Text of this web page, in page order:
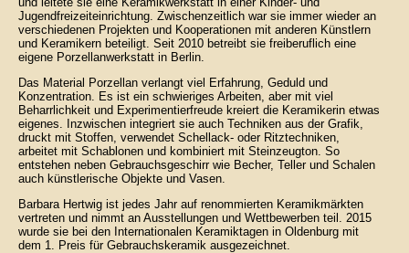
Jugendfreizeiteinrichtung. Zwischenzeitlich war sie immer wieder an
verschiedenen Projekten und Kooperationen mit anderen Künstlern
und Keramikern beteiligt. Seit 2010 betreibt sie freiberuflich eine
eigene Porzellanwerkstatt in Berlin.
Das Material Porzellan verlangt viel Erfahrung, Geduld und
Konzentration. Es ist ein schwieriges Arbeiten, aber mit viel
Beharrlichkeit und Experimentierfreude kreiert die Keramikerin etwas
eigenes. Inzwischen integriert sie auch Techniken aus der Grafik,
druckt mit Stoffen, verwendet Schellack- oder Ritztechniken,
arbeitet mit Schablonen und kombiniert mit Steinzeugton. So
entstehen neben Gebrauchsgeschirr wie Becher, Teller und Schalen
auch künstlerische Objekte und Vasen.
Barbara Hertwig ist jedes Jahr auf renommierten Keramikmärkten
vertreten und nimmt an Ausstellungen und Wettbewerben teil. 2015
wurde sie bei den Internationalen Keramiktagen in Oldenburg mit
dem 1. Preis für Gebrauchskeramik ausgezeichnet.